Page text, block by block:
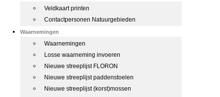
Veldkaart printen
Contactpersonen Natuurgebieden
Waarnemingen
Waarnemingen
Losse waarneming invoeren
Nieuwe streeplijst FLORON
Nieuwe streeplijst paddenstoelen
Nieuwe streeplijst (korst)mossen